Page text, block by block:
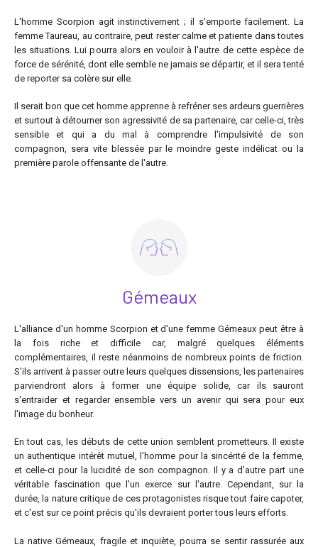
L'homme Scorpion agit instinctivement ; il s'emporte facilement. La
femme Taureau, au contraire, peut rester calme et patiente dans toutes
les situations. Lui pourra alors en vouloir à l'autre de cette espèce de
force de sérénité, dont elle semble ne jamais se départir, et il sera tenté
de reporter sa colère sur elle.
Il serait bon que cet homme apprenne à refréner ses ardeurs guerrières
et surtout à détourner son agressivité de sa partenaire, car celle-ci, très
sensible et qui a du mal à comprendre l'impulsivité de son
compagnon, sera vite blessée par le moindre geste indélicat ou la
première parole offensante de l'autre.
Gémeaux
L'alliance d'un homme Scorpion et d'une femme Gémeaux peut être à
la fois riche et difficile car, malgré quelques éléments
complémentaires, il reste néanmoins de nombreux points de friction.
S'ils arrivent à passer outre leurs quelques dissensions, les partenaires
parviendront alors à former une équipe solide, car ils sauront
s'entraider et regarder ensemble vers un avenir qui sera pour eux
l'image du bonheur.
En tout cas, les débuts de cette union semblent prometteurs. Il existe
un authentique intérêt mutuel, l'homme pour la sincérité de la femme,
et celle-ci pour la lucidité de son compagnon. Il y a d'autre part une
véritable fascination que l'un exerce sur l'autre. Cependant, sur la
durée, la nature critique de ces protagonistes risque tout faire capoter,
et c'est sur ce point précis qu'ils devraient porter tous leurs efforts.
La native Gémeaux, fragile et inquiète, pourra se sentir rassurée aux